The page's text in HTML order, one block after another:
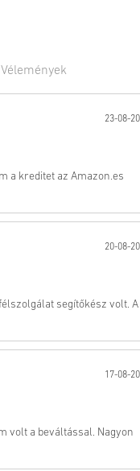
Vélemények
23-08-
a kreditet az Amazon.es
20-08-
segítőkész volt. A
17-08-
volt a beváltással. Nagyon